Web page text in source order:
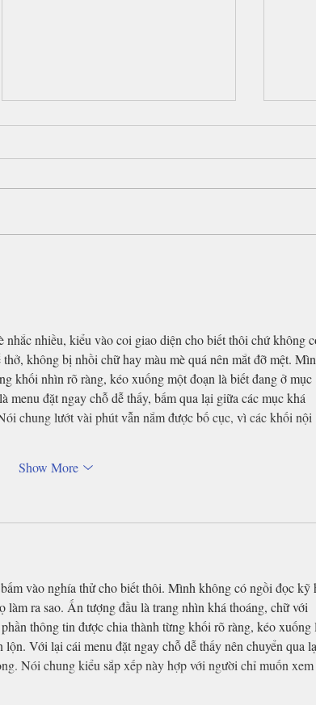
nhiều, kiểu vào coi giao diện cho biết thôi chứ không
không bị nhồi chữ hay màu mè quá nên mắt đỡ mệt.
khối nhìn rõ ràng, kéo xuống một đoạn là biết đang ở mục
menu đặt ngay chỗ dễ thấy, bấm qua lại giữa các mục khá
chung lướt vài phút vẫn nắm được bố cục, vì các khối nội
Show More
vào nghía thử cho biết thôi. Mình không có ngồi đọc kỹ
ra sao. Ấn tượng đầu là trang nhìn khá thoáng, chữ với
thông tin được chia thành từng khối rõ ràng, kéo xuống
Với lại cái menu đặt ngay chỗ dễ thấy nên chuyển qua
Nói chung kiểu sắp xếp này hợp với người chỉ muốn xem